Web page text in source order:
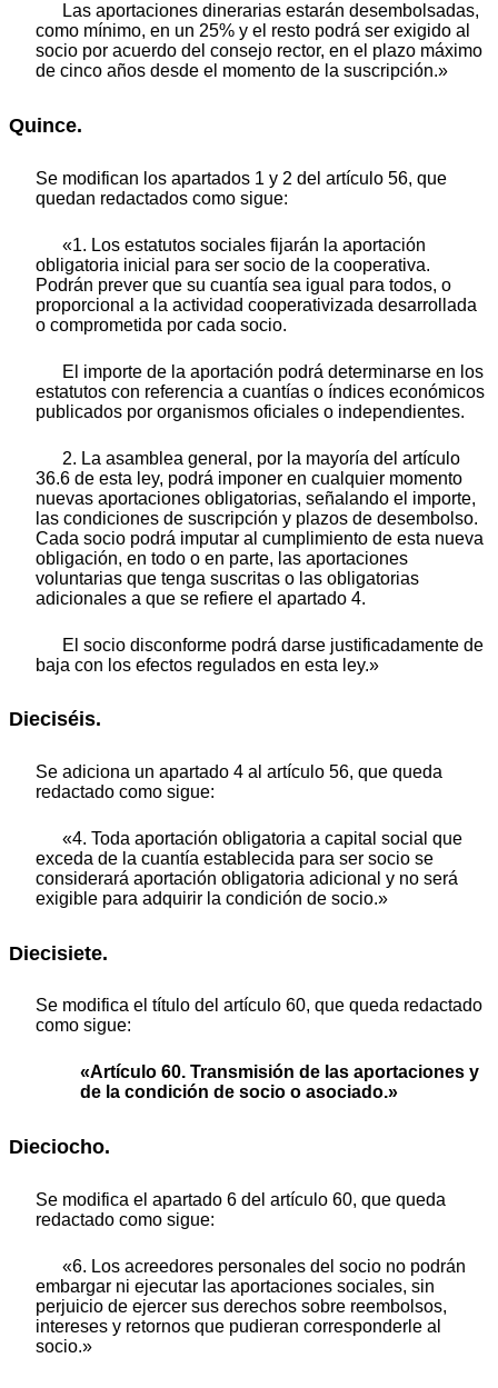
Las aportaciones dinerarias estarán desembolsadas,
como mínimo, en un 25% y el resto podrá ser exigido al
socio por acuerdo del consejo rector, en el plazo máximo
de cinco años desde el momento de la suscripción.»
Quince.
Se modifican los apartados 1 y 2 del artículo 56, que
quedan redactados como sigue:
«1. Los estatutos sociales fijarán la aportación
obligatoria inicial para ser socio de la cooperativa.
Podrán prever que su cuantía sea igual para todos, o
proporcional a la actividad cooperativizada desarrollada
o comprometida por cada socio.
El importe de la aportación podrá determinarse en los
estatutos con referencia a cuantías o índices económicos
publicados por organismos oficiales o independientes.
2. La asamblea general, por la mayoría del artículo
36.6 de esta ley, podrá imponer en cualquier momento
nuevas aportaciones obligatorias, señalando el importe,
las condiciones de suscripción y plazos de desembolso.
Cada socio podrá imputar al cumplimiento de esta nueva
obligación, en todo o en parte, las aportaciones
voluntarias que tenga suscritas o las obligatorias
adicionales a que se refiere el apartado 4.
El socio disconforme podrá darse justificadamente de
baja con los efectos regulados en esta ley.»
Dieciséis.
Se adiciona un apartado 4 al artículo 56, que queda
redactado como sigue:
«4. Toda aportación obligatoria a capital social que
exceda de la cuantía establecida para ser socio se
considerará aportación obligatoria adicional y no será
exigible para adquirir la condición de socio.»
Diecisiete.
Se modifica el título del artículo 60, que queda redactado
como sigue:
«Artículo 60. Transmisión de las aportaciones y
de la condición de socio o asociado.»
Dieciocho.
Se modifica el apartado 6 del artículo 60, que queda
redactado como sigue:
«6. Los acreedores personales del socio no podrán
embargar ni ejecutar las aportaciones sociales, sin
perjuicio de ejercer sus derechos sobre reembolsos,
intereses y retornos que pudieran corresponderle al
socio.»